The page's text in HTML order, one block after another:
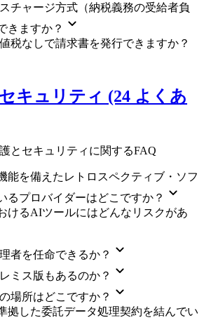
チャージ方式（納税義務の受給者負
きますか？
税なしで請求書を発行できますか？
キュリティ (24 よくあ
とセキュリティに関するFAQ
能を備えたレトロスペクティブ・ソフ
るプロバイダーはどこですか？
けるAIツールにはどんなリスクがあ
者を任命できるか？
ミス版もあるのか？
場所はどこですか？
拠した委託データ処理契約を結んでい